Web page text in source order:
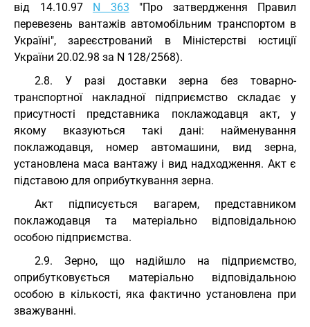
від 14.10.97 N 363 "Про затвердження Правил
перевезень вантажів автомобільним транспортом в
Україні", зареєстрований в Міністерстві юстиції
України 20.02.98 за N 128/2568).
2.8. У разі доставки зерна без товарно-
транспортної накладної підприємство складає у
присутності представника поклажодавця акт, у
якому вказуються такі дані: найменування
поклажодавця, номер автомашини, вид зерна,
установлена маса вантажу і вид надходження. Акт є
підставою для оприбуткування зерна.
Акт підписується вагарем, представником
поклажодавця та матеріально відповідальною
особою підприємства.
2.9. Зерно, що надійшло на підприємство,
оприбутковується матеріально відповідальною
особою в кількості, яка фактично установлена при
зважуванні.